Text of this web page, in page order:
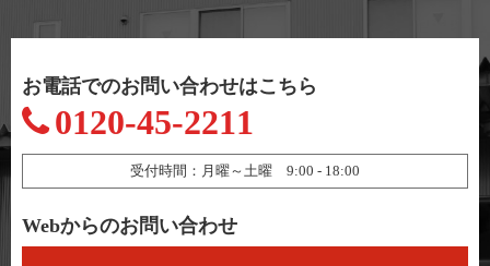
お電話でのお問い合わせはこちら
0120-45-2211
受付時間：月曜～土曜 9:00 - 18:00
Webからのお問い合わせ